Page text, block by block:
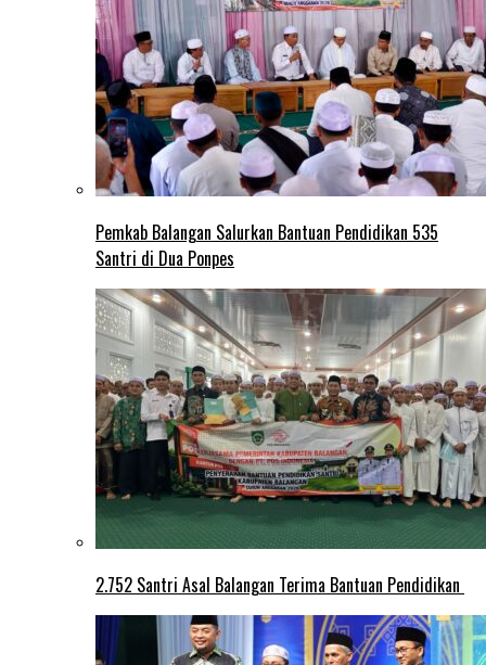
Pemkab Balangan Salurkan Bantuan Pendidikan 535
Santri di Dua Ponpes
2.752 Santri Asal Balangan Terima Bantuan Pendidikan